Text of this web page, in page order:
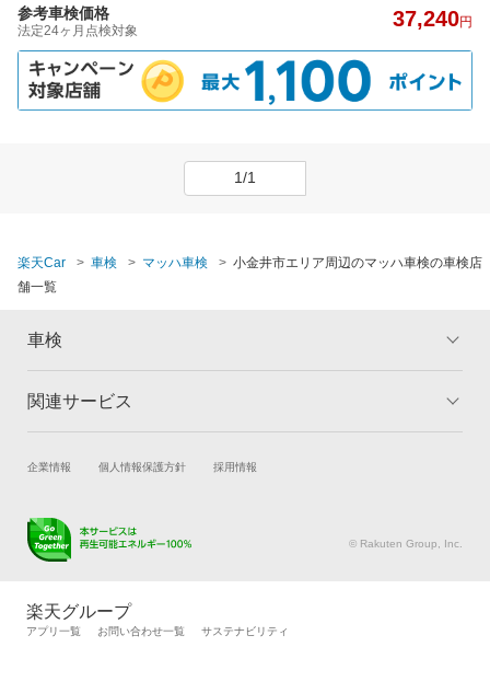
参考車検価格
法定24ヶ月点検対象 37,240円
1/1
楽天Car 車検 マッハ車検
小金井市エリア周辺のマッハ車検の車検店
舗一覧
車検
トップ
車検の基礎知識 キャンペーン一覧
関連サービス
試乗・商談 新車購入
キズ修理予約
メンテナンス管理
タイヤ交換サービス
自動車カタログ 自動車保険
企業情報 個人情報保護方針 採用情報
© Rakuten Group, Inc.
楽天グループ
アプリ一覧 お問い合わせ一覧 サステナビリティ